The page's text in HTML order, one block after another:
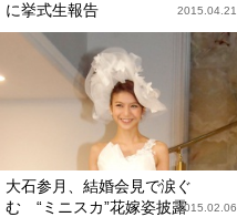
に挙式生報告
2015.04.21
大石参月、結婚会見で涙ぐ
む “ミニスカ”花嫁姿披露2015.02.06